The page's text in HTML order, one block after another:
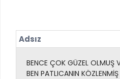
Adsız
BENCE ÇOK GÜZEL OLMUŞ
BEN PATLICANIN